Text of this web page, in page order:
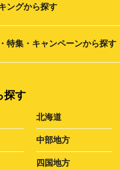
ングから探す
特集・キャンペーンから探す
探す
北海道
中部地方
四国地方